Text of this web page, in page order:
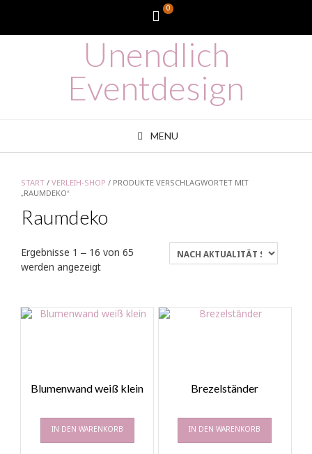
content
Unendlich
Eventdesign
MENU
START / VERLEIH-SHOP / PRODUKTE VERSCHLAGWORTET MIT
„RAUMDEKO“
Raumdeko
Ergebnisse 1 – 16 von 65
werden angezeigtNach
Blumenwand weiß klein
IN DEN WARENKORB
Brezelständer
IN DEN WARENKORB
0
WooCommerce
Cart